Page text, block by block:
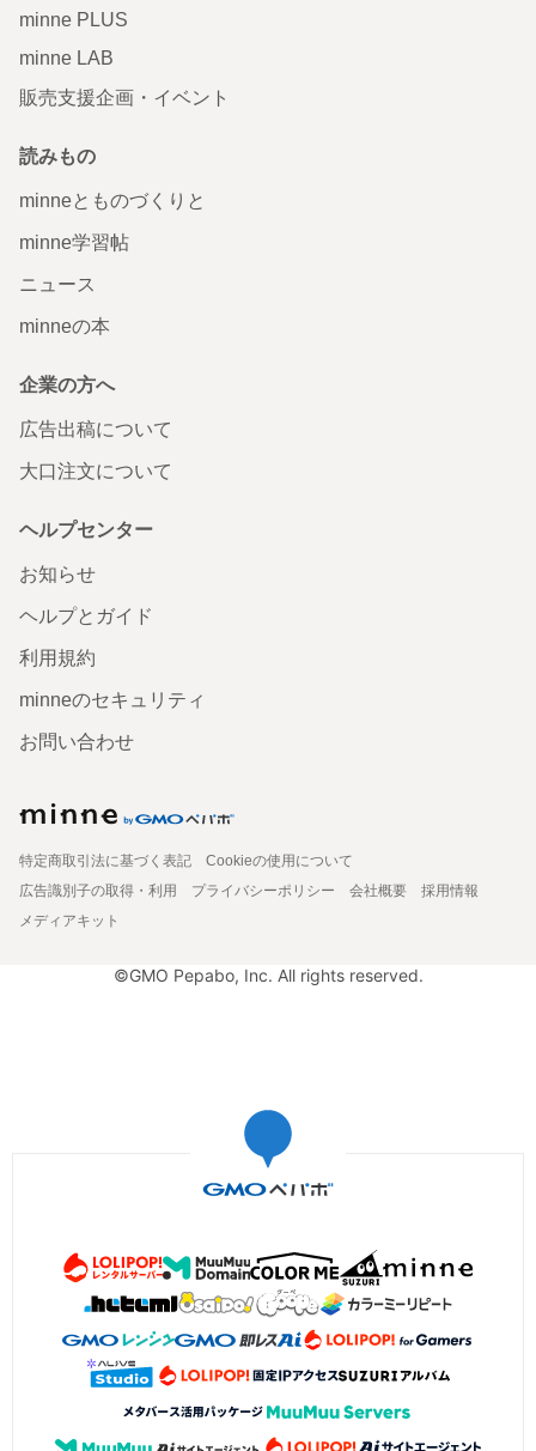
minne PLUS
minne LAB
販売支援企画・イベント
読みもの
minneとものづくりと
minne学習帖
ニュース
minneの本
企業の方へ
広告出稿について
大口注文について
ヘルプセンター
お知らせ
ヘルプとガイド
利用規約
minneのセキュリティ
お問い合わせ
特定商取引法に基づく表記
Cookieの使用について
広告識別子の取得・利用
プライバシーポリシー 会社概要
採用情報
メディアキット
©GMO Pepabo, Inc. All rights reserved.